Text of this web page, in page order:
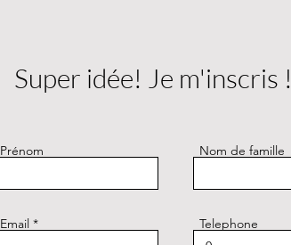
Super idée! Je m'inscris !
Prénom
Email
Nom de famille
Telephone